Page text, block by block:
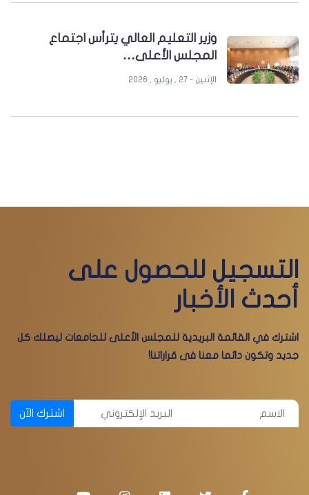
وزير التعليم العالي يترأس اجتماع
المجلس الأعلى…
الإثنين - 27 , يوليو , 2026
التسجيل للحصول على
أحدث الأخبار
اشترك في القائمة البريدية للمجلس الأعلى للجامعات ليصلك كل
جديد وتكون دائما معنا فى قراراتنا!
اشترك الآن